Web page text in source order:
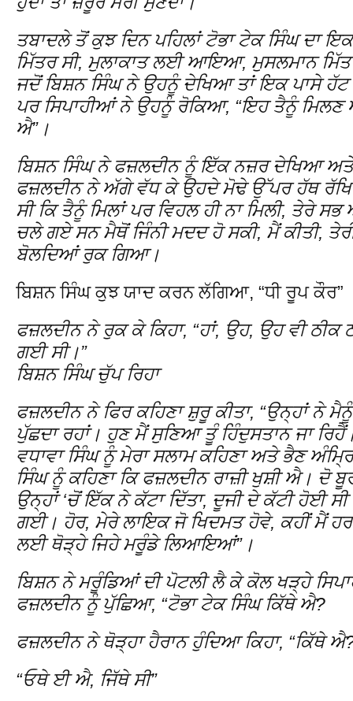
ਤਬਾਦਲੇ ਤੋਂ ਕੁਝ ਦਿਨ ਪਹਿਲਾਂ ਟੋਭਾ ਟੇਕ ਸਿੰਘ ਦਾ
ਮਿੱਤਰ ਸੀ, ਮੁਲਾਕਾਤ ਲਈ ਆਇਆ, ਮੁਸਲਮਾਨ
ਜਦੋਂ ਬਿਸ਼ਨ ਸਿੰਘ ਨੇ ਉਹਨੂੰ ਦੇਖਿਆ ਤਾਂ ਇਕ ਪਾਸੇ ਹੱਟ
ਪਰ ਸਿਪਾਹੀਆਂ ਨੇ ਉਹਨੂੰ ਰੋਕਿਆ, “ਇਹ ਤੈਨੂੰ
ਐ”।
ਬਿਸ਼ਨ ਸਿੰਘ ਨੇ ਫਜ਼ਲਦੀਨ ਨੂੰ ਇੱਕ ਨਜ਼ਰ ਦੇਖਿਆ
ਫਜ਼ਲਦੀਨ ਨੇ ਅੱਗੇ ਵੱਧ ਕੇ ਉਹਦੇ ਮੋਢੇ ਉੱਪਰ ਹੱਥ
ਸੀ ਕਿ ਤੈਨੂੰ ਮਿਲਾਂ ਪਰ ਵਿਹਲ ਹੀ ਨਾ ਮਿਲੀ, ਤੇਰੇ
ਚਲੇ ਗਏ ਸਨ ਮੈਥੋਂ ਜਿੰਨੀ ਮਦਦ ਹੋ ਸਕੀ, ਮੈਂ ਕੀਤੀ,
ਬੋਲਦਿਆਂ ਰੁਕ ਗਿਆ।
ਬਿਸ਼ਨ ਸਿੰਘ ਕੁਝ ਯਾਦ ਕਰਨ ਲੱਗਿਆ, “ਧੀ ਰੂਪ ਕੌਰ”
ਫਜ਼ਲਦੀਨ ਨੇ ਰੁਕ ਕੇ ਕਿਹਾ, “ਹਾਂ, ਉਹ, ਉਹ ਵੀ ਠੀਕ
ਗਈ ਸੀ।”
ਬਿਸ਼ਨ ਸਿੰਘ ਚੁੱਪ ਰਿਹਾ
ਫਜ਼ਲਦੀਨ ਨੇ ਫਿਰ ਕਹਿਣਾ ਸ਼ੁਰੂ ਕੀਤਾ, “ਉਨ੍ਹਾਂ ਨੇ
ਪੁੱਛਦਾ ਰਹਾਂ। ਹੁਣ ਮੈਂ ਸੁਣਿਆ ਤੂੰ ਹਿੰਦੁਸਤਾਨ ਜਾ
ਵਧਾਵਾ ਸਿੰਘ ਨੂੰ ਮੇਰਾ ਸਲਾਮ ਕਹਿਣਾ ਅਤੇ ਭੈਣ
ਸਿੰਘ ਨੂੰ ਕਹਿਣਾ ਕਿ ਫਜ਼ਲਦੀਨ ਰਾਜ਼ੀ ਖੁਸ਼ੀ ਐ। ਦੋ
ਉਨ੍ਹਾਂ ‘ਚੋਂ ਇੱਕ ਨੇ ਕੱਟਾ ਦਿੱਤਾ, ਦੂਜੀ ਦੇ ਕੱਟੀ ਹੋਈ
ਗਈ। ਹੋਰ, ਮੇਰੇ ਲਾਇਕ ਜੋ ਖਿਦਮਤ ਹੋਵੇ, ਕਹੀਂ ਮੈਂ
ਲਈ ਥੋੜ੍ਹੇ ਜਿਹੇ ਮਰੂੰਡੇ ਲਿਆਇਆਂ”।
ਬਿਸ਼ਨ ਨੇ ਮਰੂੰਡਿਆਂ ਦੀ ਪੋਟਲੀ ਲੈ ਕੇ ਕੋਲ ਖੜ੍ਹੇ
ਫਜ਼ਲਦੀਨ ਨੂੰ ਪੁੱਛਿਆ, “ਟੋਭਾ ਟੇਕ ਸਿੰਘ ਕਿੱਥੇ ਐ?
ਫਜ਼ਲਦੀਨ ਨੇ ਥੋੜ੍ਹਾ ਹੈਰਾਨ ਹੁੰਦਿਆ ਕਿਹਾ, “ਕਿੱਥੇ
“ਓਥੇ ਈ ਐ, ਜਿੱਥੇ ਸੀ”